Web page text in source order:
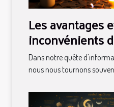
Les avantages
inconvénients
médium par
Dans notre quête
nous nous tournons